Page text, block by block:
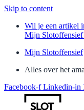
Skip to content
Wil je een artikel
Mijn
Mijn Slotoffensief
Alles over het
Facebook-f Linkedin-in